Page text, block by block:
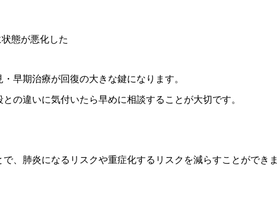
態が悪化した
早期治療が回復の大きな鍵になります。
の違いに気付いたら早めに相談することが大切です。
、肺炎になるリスクや重症化するリスクを減らすことができま